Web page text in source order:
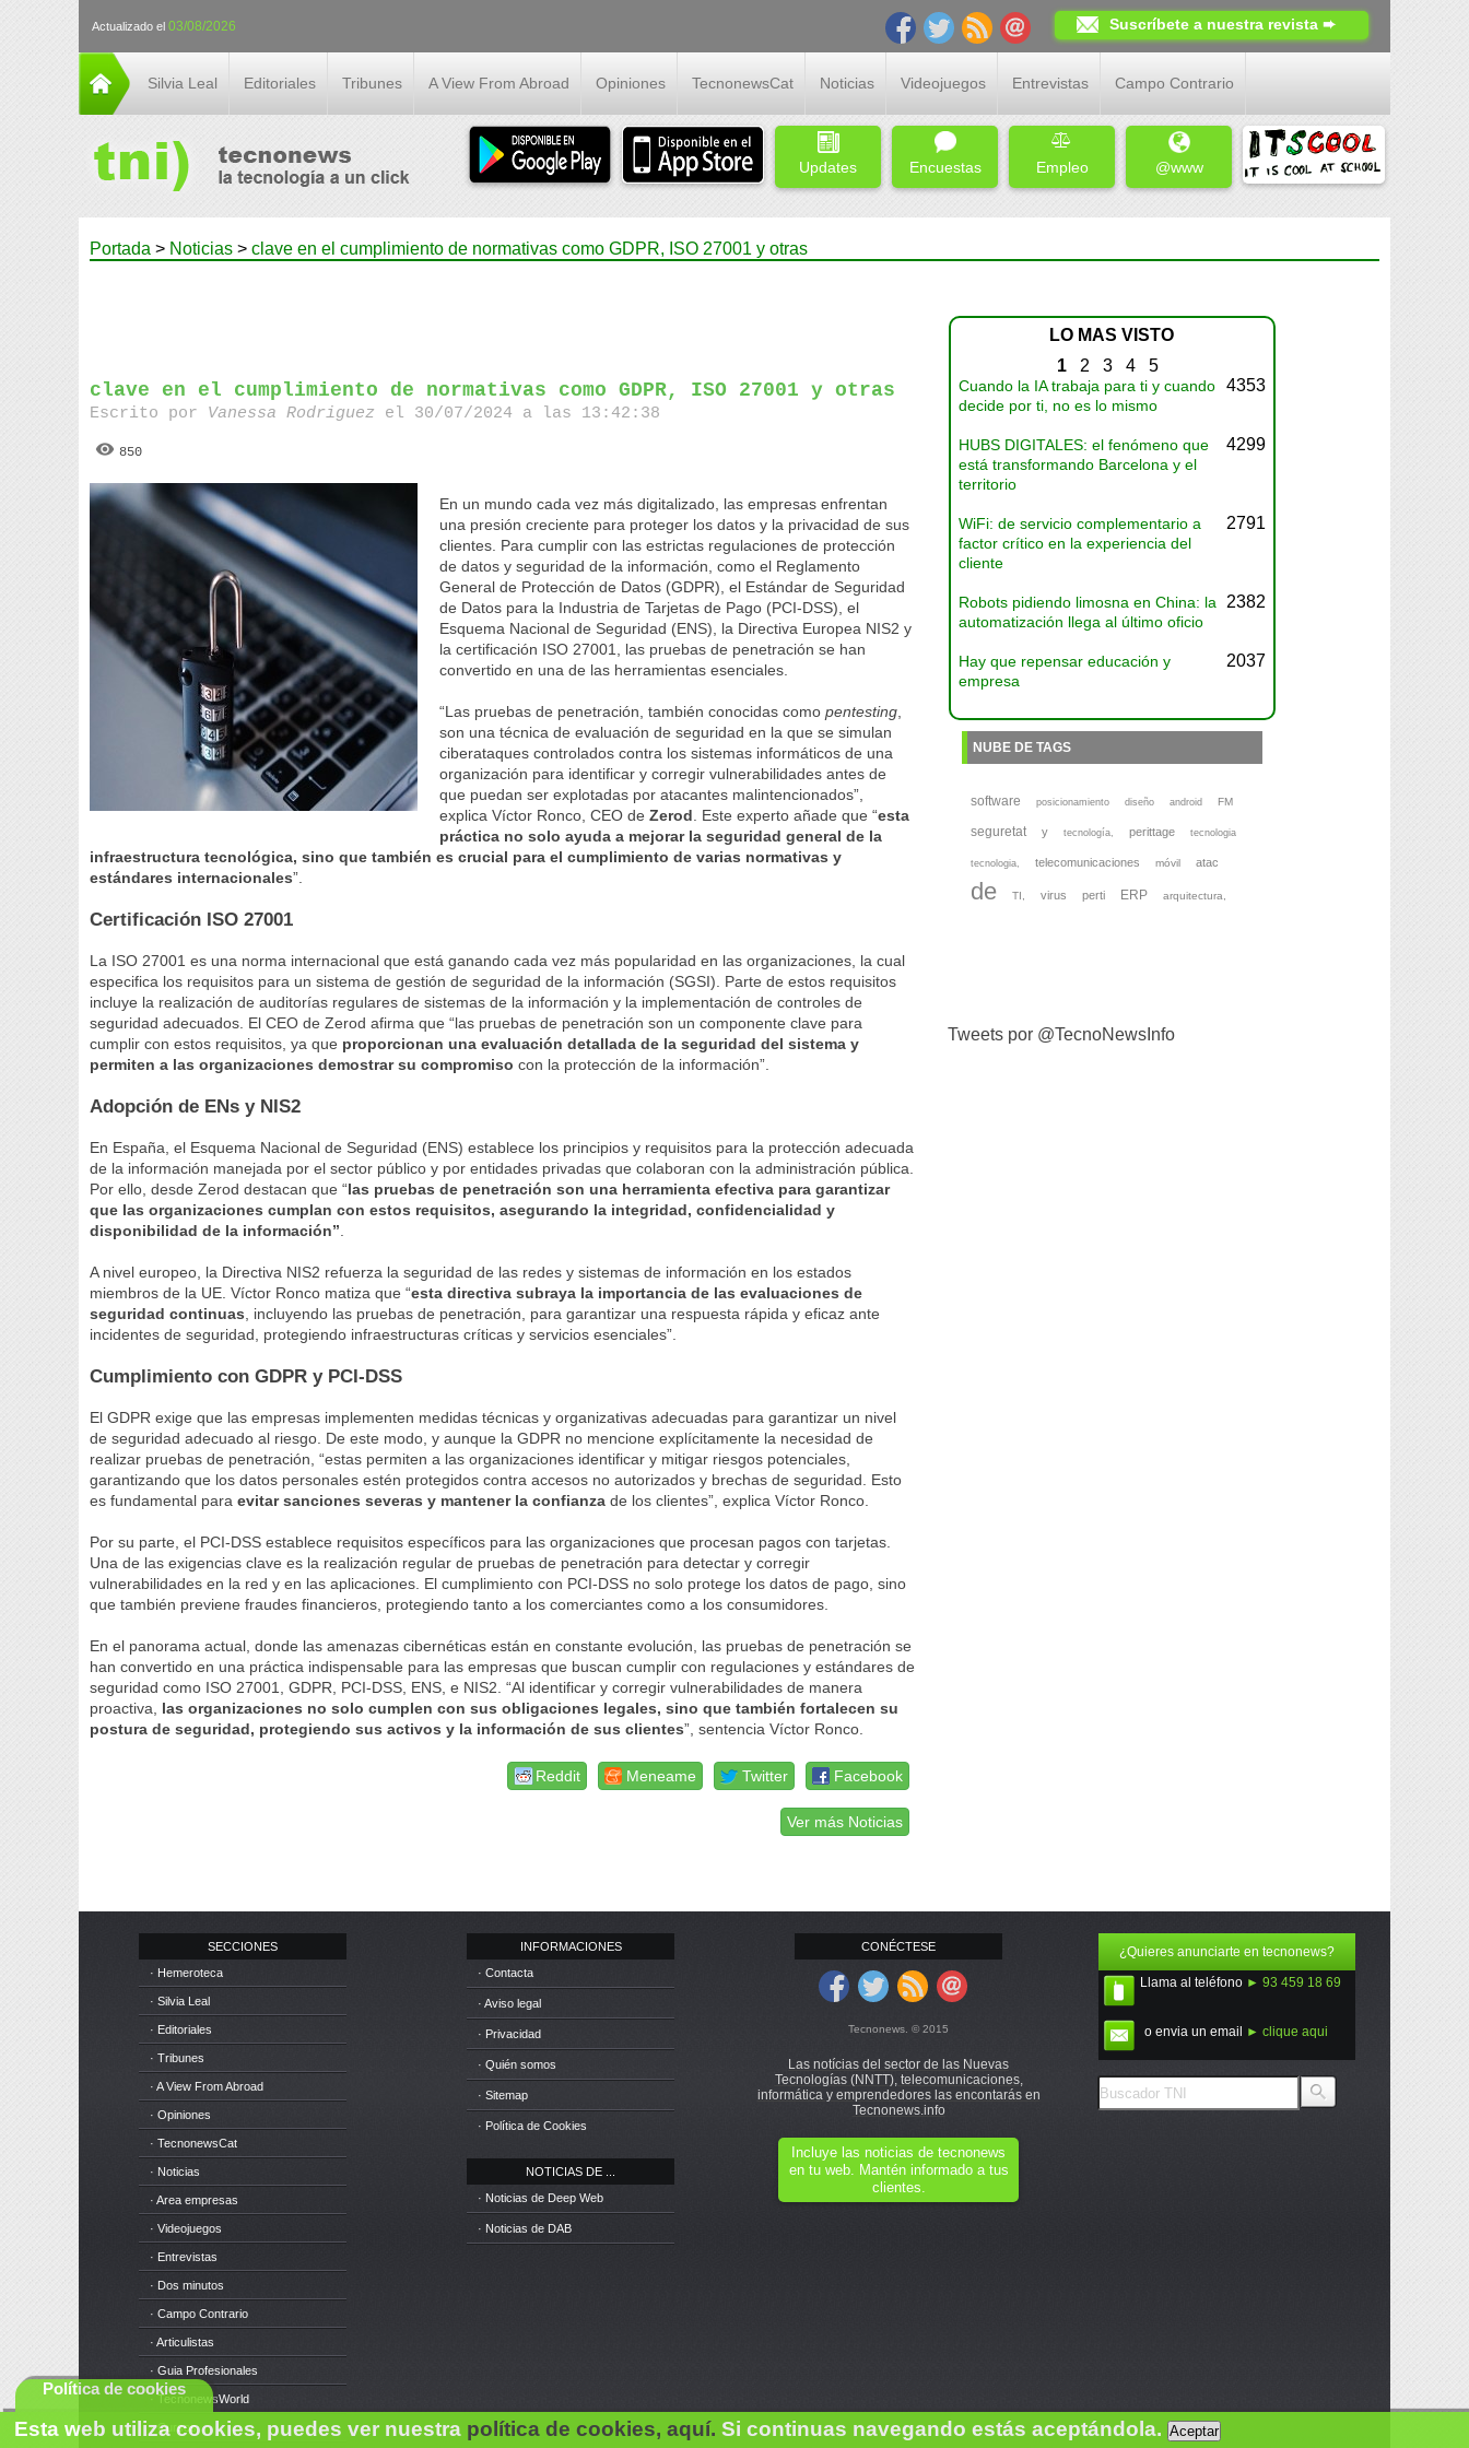
Actualizado el 03/08/2026 Suscríbete a nuestra revista ➨
Silvia Leal Editoriales Tribunes A View From Abroad Opiniones TecnonewsCat Noticias Videojuegos Entrevistas Campo Contrario
Updates Encuestas Empleo @www
Portada > Noticias > clave en el cumplimiento de normativas como GDPR, ISO 27001 y otras
clave en el cumplimiento de normativas como GDPR, ISO 27001 y otras
Escrito por Vanessa Rodriguez el 30/07/2024 a las 13:42:38
850
En un mundo cada vez más digitalizado, las empresas enfrentan
una presión creciente para proteger los datos y la privacidad de sus
clientes. Para cumplir con las estrictas regulaciones de protección
de datos y seguridad de la información, como el Reglamento
General de Protección de Datos (GDPR), el Estándar de Seguridad
de Datos para la Industria de Tarjetas de Pago (PCI-DSS), el
Esquema Nacional de Seguridad (ENS), la Directiva Europea NIS2 y
la certificación ISO 27001, las pruebas de penetración se han
convertido en una de las herramientas esenciales.
“Las pruebas de penetración, también conocidas comopentesting
son una técnica de evaluación de seguridad en la que se simulan
ciberataques controlados contra los sistemas informáticos de una
organización para identificar y corregir vulnerabilidades antes de
que puedan ser explotadas por atacantes malintencionados”,
explica Víctor Ronco, CEO deZerod . Este experto añade que “esta
práctica no solo ayuda a mejorar la seguridad general de la
infraestructura tecnológica, sino que también es crucial para el cumplimiento de varias normativas y
estándares internacionales”.
Certificación ISO 27001
La ISO 27001 es una norma internacional que está ganando cada vez más popularidad en las organizaciones, la cual
especifica los requisitos para un sistema de gestión de seguridad de la información (SGSI). Parte de estos requisitos
incluye la realización de auditorías regulares de sistemas de la información y la implementación de controles de
seguridad adecuados. El CEO de Zerod afirma que “las pruebas de penetración son un componente clave para
cumplir con estos requisitos, ya que proporcionan una evaluación detallada de la seguridad del sistema y
permiten a las organizaciones demostrar su compromisocon la protección de la información”.
Adopción de ENs y NIS2
En España, el Esquema Nacional de Seguridad (ENS) establece los principios y requisitos para la protección adecuada
de la información manejada por el sector público y por entidades privadas que colaboran con la administración pública.
Por ello, desde Zerod destacan que “las pruebas de penetración son una herramienta efectiva para garantizar
que las organizaciones cumplan con estos requisitos, asegurando la integridad, confidencialidad y
disponibilidad de la información”
A nivel europeo, la Directiva NIS2 refuerza la seguridad de las redes y sistemas de información en los estados
miembros de la UE. Víctor Ronco matiza que “esta directiva subraya la importancia de las evaluaciones de
seguridad continuas , incluyendo las pruebas de penetración, para garantizar una respuesta rápida y eficaz ante
incidentes de seguridad, protegiendo infraestructuras críticas y servicios esenciales”.
Cumplimiento con GDPR y PCI-DSS
El GDPR exige que las empresas implementen medidas técnicas y organizativas adecuadas para garantizar un nivel
de seguridad adecuado al riesgo. De este modo, y aunque la GDPR no mencione explícitamente la necesidad de
realizar pruebas de penetración, “estas permiten a las organizaciones identificar y mitigar riesgos potenciales,
garantizando que los datos personales estén protegidos contra accesos no autorizados y brechas de seguridad. Esto
es fundamental paraevitar sanciones severas y mantener la confianzade los clientes”, explica Víctor Ronco.
Por su parte, el PCI-DSS establece requisitos específicos para las organizaciones que procesan pagos con tarjetas.
Una de las exigencias clave es la realización regular de pruebas de penetración para detectar y corregir
vulnerabilidades en la red y en las aplicaciones. El cumplimiento con PCI-DSS no solo protege los datos de pago, sino
que también previene fraudes financieros, protegiendo tanto a los comerciantes como a los consumidores.
En el panorama actual, donde las amenazas cibernéticas están en constante evolución, las pruebas de penetración se
han convertido en una práctica indispensable para las empresas que buscan cumplir con regulaciones y estándares de
seguridad como ISO 27001, GDPR, PCI-DSS, ENS, e NIS2. “Al identificar y corregir vulnerabilidades de manera
proactiva, las organizaciones no solo cumplen con sus obligaciones legales, sino que también fortalecen su
postura de seguridad, protegiendo sus activos y la información de sus clientes”, sentencia Víctor Ronco.
Facebook
Twitter
Meneame
Reddit
Ver más Noticias
LO MAS VISTO
1 2 3 4 5
Cuando la IA trabaja para ti y cuando
decide por ti, no es lo mismo
4353
HUBS DIGITALES: el fenómeno que
está transformando Barcelona y el
territorio
4299
WiFi: de servicio complementario a
factor crítico en la experiencia del
cliente
2791
Robots pidiendo limosna en China: la
automatización llega al último oficio
2382
Hay que repensar educación y
empresa
2037
NUBE DE TAGS
software posicionamiento diseño android FM
seguretat y tecnología, perittage tecnologia
tecnologia, telecomunicaciones móvil atac
de TI, virus perti ERP arquitectura,
Tweets por @TecnoNewsInfo
SECCIONES
· Hemeroteca
· Silvia Leal
· Editoriales
· Tribunes
· A View From Abroad
· Opiniones
· TecnonewsCat
· Noticias
· Area empresas
· Videojuegos
· Entrevistas
· Dos minutos
· Campo Contrario
· Articulistas
· Guia Profesionales
· TecnonewsWorld
· Cursos
INFORMACIONES
· Contacta
· Aviso legal
· Privacidad
· Quién somos
· Sitemap
· Política de Cookies
NOTICIAS DE ...
· Noticias de Deep Web
· Noticias de DAB
CONÉCTESE
Tecnonews. © 2015
Las notícias del sector de las Nuevas
Tecnologías (NNTT), telecomunicaciones,
informática y emprendedores las encontarás en
Tecnonews.info
Incluye las noticias de tecnonews
en tu web. Mantén informado a tus
clientes.
¿Quieres anunciarte en tecnonews?
Llama al teléfono ► 93 459 18 69
o envia un email ► clique aqui
Esta web utiliza cookies, puedes ver nuestra política de cookies, aquí. Si continuas navegando estás aceptándola.Aceptar
Política de cookies